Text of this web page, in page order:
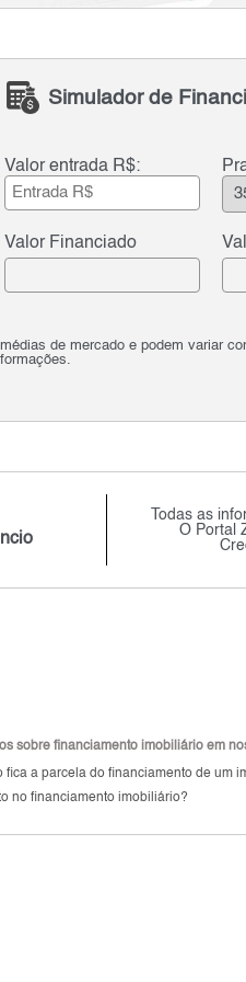
Simulador de
Valor entrada R$:
Valor Financiado
de mercado e podem variar
Todas as
O Portal
sobre financiamento imobiliário em
fica a parcela do financiamento de um
no financiamento imobiliário?